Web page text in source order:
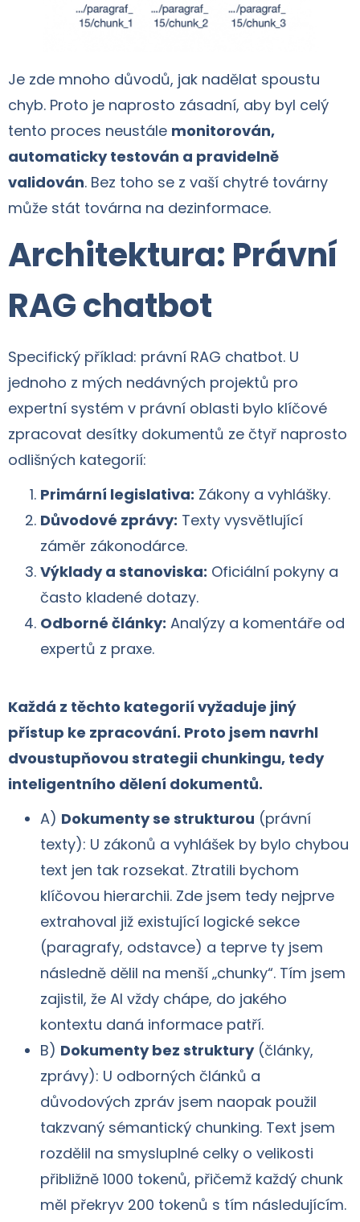
Je zde mnoho důvodů, jak nadělat spoustu
chyb. Proto je naprosto zásadní, aby byl celý
tento proces neustále monitorován,
automaticky testován a pravidelně
validován. Bez toho se z vaší chytré továrny
může stát továrna na dezinformace.
Architektura: Právní
RAG chatbot
Specifický příklad: právní RAG chatbot. U
jednoho z mých nedávných projektů pro
expertní systém v právní oblasti bylo klíčové
zpracovat desítky dokumentů ze čtyř naprosto
odlišných kategorií:
Primární legislativa: Zákony a vyhlášky.
Důvodové zprávy: Texty vysvětlující
záměr zákonodárce.
Výklady a stanoviska: Oficiální pokyny a
často kladené dotazy.
Odborné články: Analýzy a komentáře od
expertů z praxe.
Každá z těchto kategorií vyžaduje jiný
přístup ke zpracování. Proto jsem navrhl
dvoustupňovou strategii chunkingu, tedy
inteligentního dělení dokumentů.
A) Dokumenty se strukturou (právní
texty): U zákonů a vyhlášek by bylo chybou
text jen tak rozsekat. Ztratili bychom
klíčovou hierarchii. Zde jsem tedy nejprve
extrahoval již existující logické sekce
(paragrafy, odstavce) a teprve ty jsem
následně dělil na menší „chunky“. Tím jsem
zajistil, že AI vždy chápe, do jakého
kontextu daná informace patří.
B) Dokumenty bez struktury(články,
zprávy): U odborných článků a
důvodových zpráv jsem naopak použil
takzvaný sémantický chunking. Text jsem
rozdělil na smysluplné celky o velikosti
přibližně 1000 tokenů, přičemž každý chunk
měl překryv 200 tokenů s tím následujícím.